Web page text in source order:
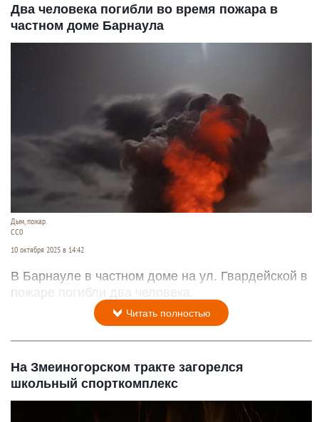
Два человека погибли во время пожара в
частном доме Барнаула
Дым, пожар.
СС0
10 октября 2025 в 14:42
В Барнауле в частном доме на ул. Гвардейской в
пожаре погибли два человека.
Читать полностью
На Змеиногорском тракте загорелся
школьный спорткомплекс